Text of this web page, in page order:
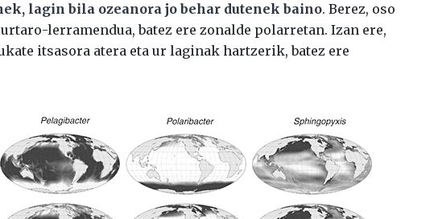
lagin bila ozeanora jo behar dutenek baino. Berez, oso
lerramendua, batez ere zonalde polarretan. Izan ere,
itsasora atera eta ur laginak hartzerik, batez ere